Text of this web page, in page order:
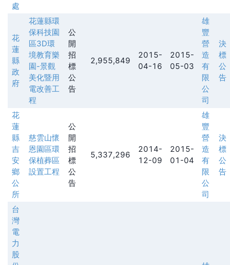
處
花
蓮
縣
政
府
花蓮縣環
保科技園
區3D環
境教育樂
園-景觀
美化暨用
電改善工
程
公
開
招
標
公
告
2,955,849
2015-
04-16
2015-
05-03
雄
豐
營
造
有
限
公
司
決
標
公
告
花
蓮
縣
吉
安
鄉
公
所
慈雲山懷
恩園區環
保植葬區
設置工程
公
開
招
標
公
告
5,337,296
2014-
12-09
2015-
01-04
雄
豐
營
造
有
限
公
司
決
標
公
告
台
灣
電
力
股